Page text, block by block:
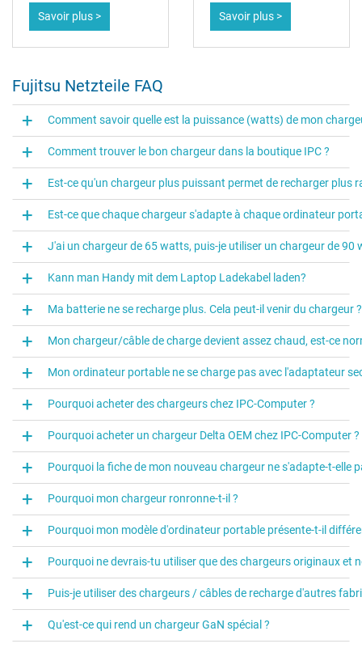
Savoir plus > Savoir plus >
Fujitsu Netzteile FAQ
Comment savoir quelle est la puissance (watts) de mon
Comment trouver le bon chargeur dans la boutique IPC ?
Est-ce qu'un chargeur plus puissant permet de recharger
Est-ce que chaque chargeur s'adapte à chaque ordinateur
J'ai un chargeur de 65 watts, puis-je utiliser un chargeur de 90
Kann man Handy mit dem Laptop Ladekabel laden?
Ma batterie ne se recharge plus. Cela peut-il venir du chargeur ?
Mon chargeur/câble de charge devient assez chaud, est-ce
Mon ordinateur portable ne se charge pas avec l'adaptateur
Pourquoi acheter des chargeurs chez IPC-Computer ?
Pourquoi acheter un chargeur Delta OEM chez IPC-Computer ?
Pourquoi la fiche de mon nouveau chargeur ne s'adapte-t-elle
Pourquoi mon chargeur ronronne-t-il ?
Pourquoi mon modèle d'ordinateur portable présente-t-il
Pourquoi ne devrais-tu utiliser que des chargeurs originaux et
Puis-je utiliser des chargeurs / câbles de recharge d'autres
Qu'est-ce qui rend un chargeur GaN spécial ?